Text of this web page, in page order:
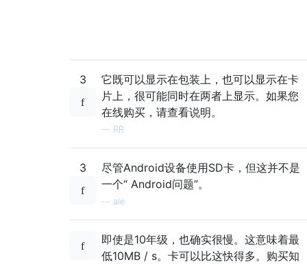
3
它既可以显示在包装上，也可以显示在卡
片上，很可能同时在两者上显示。如果您
在线购买，请查看说明。
— RR
3
尽管Android设备使用SD卡，但这并不是
一个“ Android问题”。
ale
即使是10年级，也确实很慢。这意味着最
低10MB / s。卡可以比这快得多。购买知